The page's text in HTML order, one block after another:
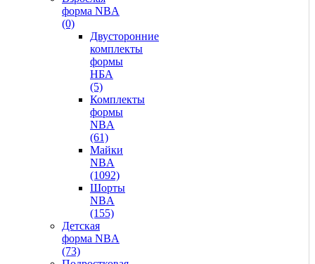
форма NBA
(0)
Двусторонние
комплекты
формы
НБА
(5)
Комплекты
формы
NBA
(61)
Майки
NBA
(1092)
Шорты
NBA
(155)
Детская
форма NBA
(73)